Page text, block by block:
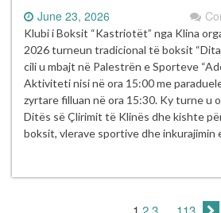
June 23, 2026
Klubi i Boksit “Kastriotët” nga Klina
2026 turneun tradicional të boksit
cili u mbajt në Palestrën e Sporteve
Aktiviteti nisi në ora 15:00 me
zyrtare filluan në ora 15:30. Ky turne u
Ditës së Çlirimit të Klinës dhe kishte
boksit, vlerave sportive dhe inkurajimin